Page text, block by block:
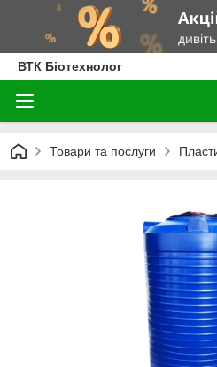
ВТК Біотехнолог
Товари та послуги